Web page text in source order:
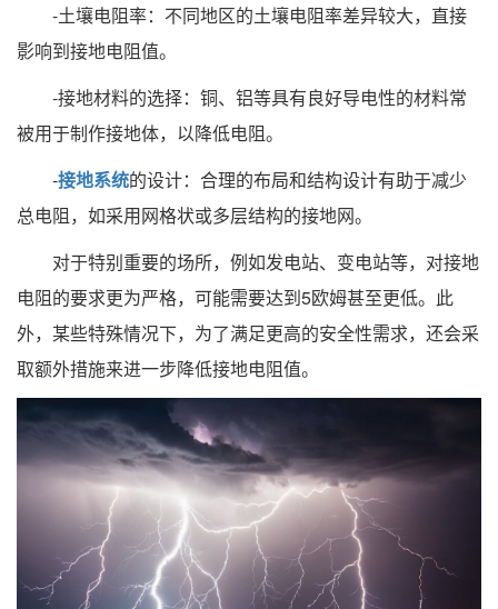
-土壤电阻率：不同地区的土壤电阻率差异较大，直接
影响到接地电阻值。
-接地材料的选择：铜、铝等具有良好导电性的材料常
被用于制作接地体，以降低电阻。
-接地系统的设计：合理的布局和结构设计有助于减少
总电阻，如采用网格状或多层结构的接地网。
对于特别重要的场所，例如发电站、变电站等，对接地
电阻的要求更为严格，可能需要达到5欧姆甚至更低。此
外，某些特殊情况下，为了满足更高的安全性需求，还会采
取额外措施来进一步降低接地电阻值。